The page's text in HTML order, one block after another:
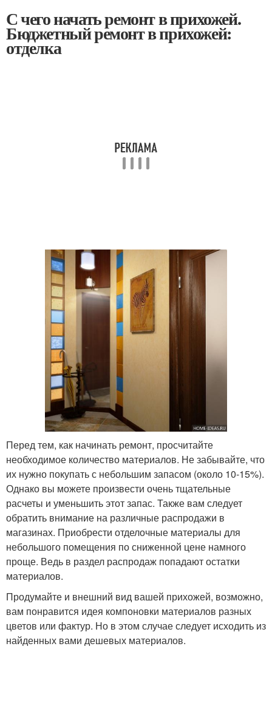
С чего начать ремонт в прихожей.
Бюджетный ремонт в прихожей:
отделка
Перед тем, как начинать ремонт, просчитайте
необходимое количество материалов. Не забывайте, что
их нужно покупать с небольшим запасом (около 10-15%).
Однако вы можете произвести очень тщательные
расчеты и уменьшить этот запас. Также вам следует
обратить внимание на различные распродажи в
магазинах. Приобрести отделочные материалы для
небольшого помещения по сниженной цене намного
проще. Ведь в раздел распродаж попадают остатки
материалов.
Продумайте и внешний вид вашей прихожей, возможно,
вам понравится идея компоновки материалов разных
цветов или фактур. Но в этом случае следует исходить из
найденных вами дешевых материалов.